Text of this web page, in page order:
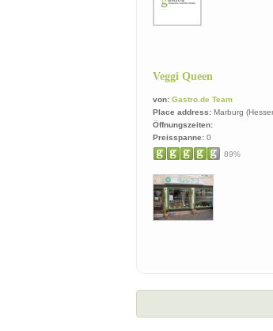
Veggi Queen
von: Gastro.de Team
Place address: Marburg
Öffnungszeiten:
Preisspanne: 0
89%